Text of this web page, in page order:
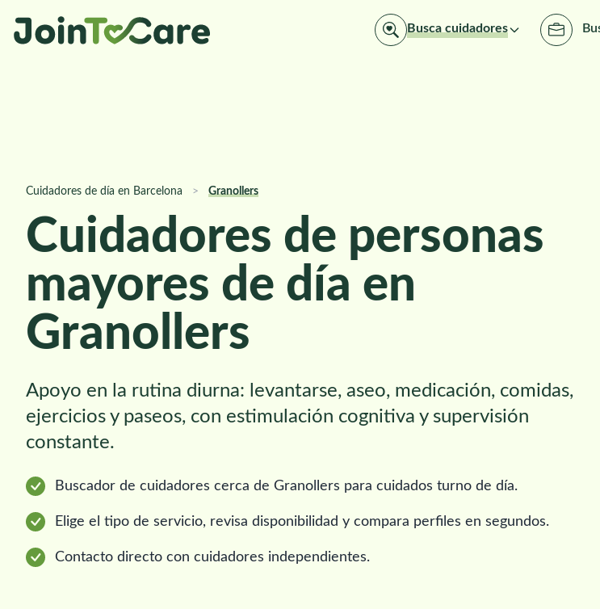
Busca cuidadores
Cuidadores de día en Barcelona > Granollers
Cuidadores de personas
mayores de día en
Granollers
Apoyo en la rutina diurna: levantarse, aseo, medicación, comidas,
ejercicios y paseos, con estimulación cognitiva y supervisión
constante.
Buscador de cuidadores cerca de Granollers para cuidados turno de día.
Elige el tipo de servicio, revisa disponibilidad y compara perfiles en segundos.
Contacto directo con cuidadores independientes.